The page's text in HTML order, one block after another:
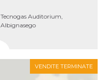
Tecnogas Auditorium,
Albignasego
VENDITE TERMINATE